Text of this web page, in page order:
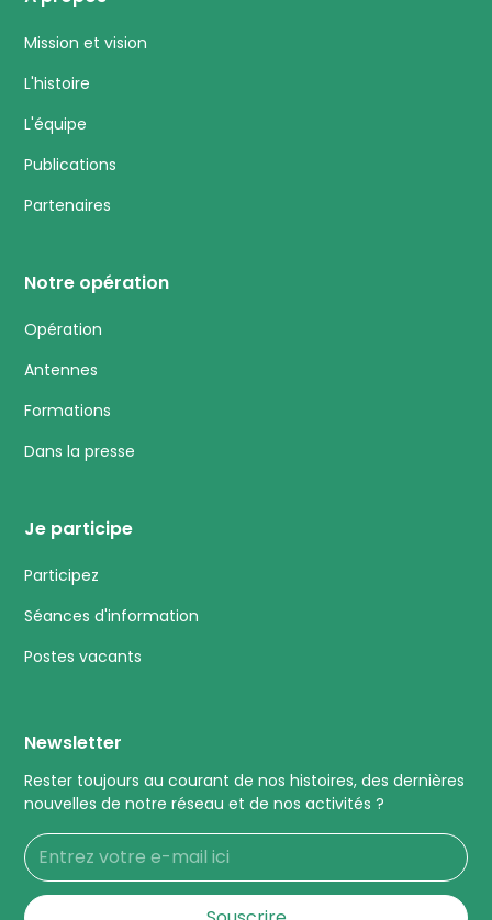
Mission et vision
L'histoire
L'équipe
Publications
Partenaires
Notre opération
Opération
Antennes
Formations
Dans la presse
Je participe
Participez
Séances d'information
Postes vacants
Newsletter
Rester toujours au courant de nos histoires, des dernières
nouvelles de notre réseau et de nos activités ?